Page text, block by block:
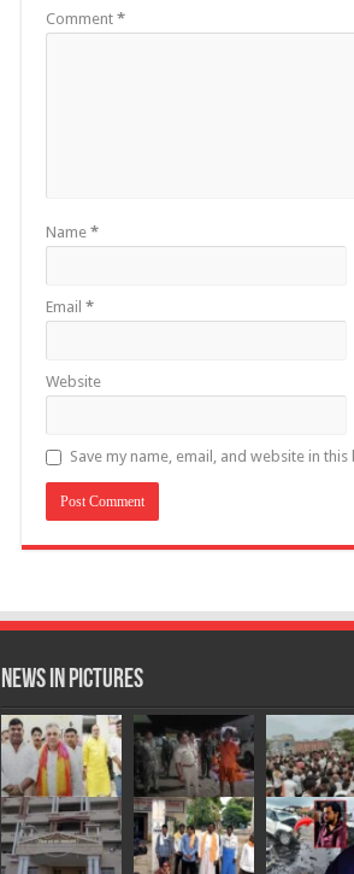
Comment *
Name *
Email *
Website
Save my name, email, and website in
News in Pictures